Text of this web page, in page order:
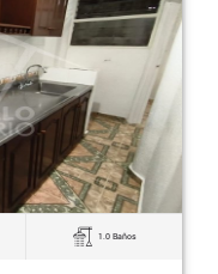
2.0 Baños